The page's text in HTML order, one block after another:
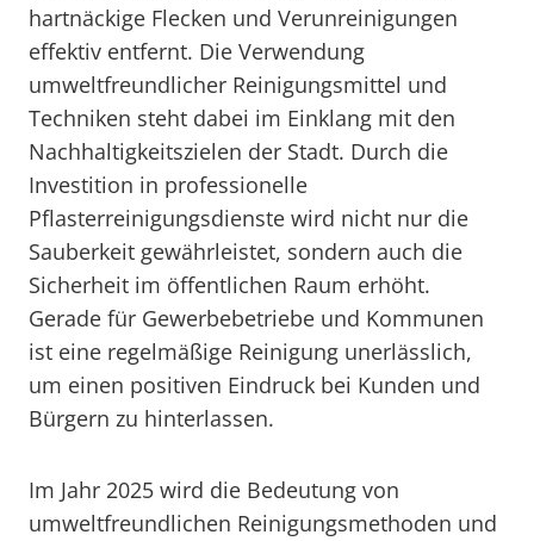
hartnäckige Flecken und Verunreinigungen
effektiv entfernt. Die Verwendung
umweltfreundlicher Reinigungsmittel und
Techniken steht dabei im Einklang mit den
Nachhaltigkeitszielen der Stadt. Durch die
Investition in professionelle
Pflasterreinigungsdienste wird nicht nur die
Sauberkeit gewährleistet, sondern auch die
Sicherheit im öffentlichen Raum erhöht.
Gerade für Gewerbebetriebe und Kommunen
ist eine regelmäßige Reinigung unerlässlich,
um einen positiven Eindruck bei Kunden und
Bürgern zu hinterlassen.
Im Jahr 2025 wird die Bedeutung von
umweltfreundlichen Reinigungsmethoden und